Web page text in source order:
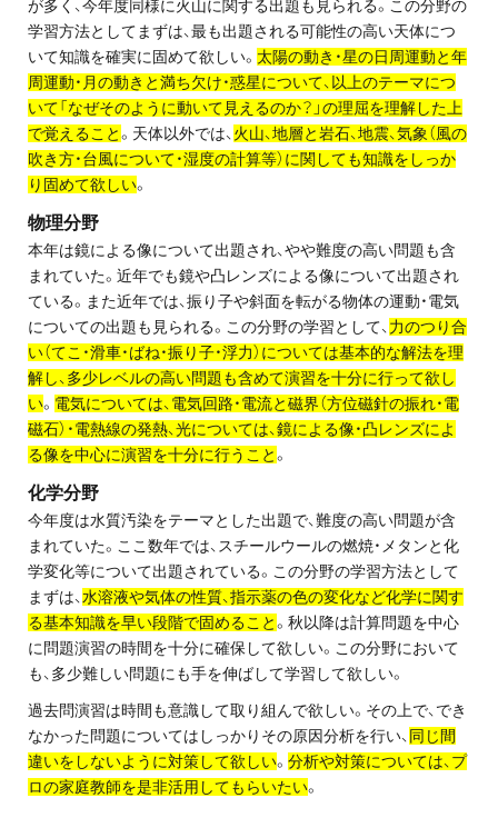
0120-11-3967
受付:9:30～21:30(定休:日曜・祝日)
お問い合わせ・資料請求
が多く、今年度同様に火山に関する出題も見られる。この分野の
学習方法としてまずは、最も出題される可能性の高い天体につ
いて知識を確実に固めて欲しい。 太陽の動き・星の日周運動と年
周運動・月の動きと満ち欠け・惑星について、以上のテーマにつ
いて「なぜそのように動いて見えるのか？」の理屈を理解した上
で覚えること。天体以外では、 火山、地層と岩石、地震、気象（風の
吹き方・台風について・湿度の計算等）に関しても知識をしっか
り固めて欲しい。
物理分野
本年は鏡による像について出題され、やや難度の高い問題も含
まれていた。近年でも鏡や凸レンズによる像について出題され
ている。また近年では、振り子や斜面を転がる物体の運動・電気
についての出題も見られる。この分野の学習として、 力のつり合
い（てこ・滑車・ばね・振り子・浮力）については基本的な解法を理
解し、多少レベルの高い問題も含めて演習を十分に行って欲し
い。 電気については、電気回路・電流と磁界（方位磁針の振れ・電
磁石）・電熱線の発熱、光については、鏡による像・凸レンズによ
る像を中心に演習を十分に行うこと。
化学分野
今年度は水質汚染をテーマとした出題で、難度の高い問題が含
まれていた。ここ数年では、スチールウールの燃焼・メタンと化
学変化等について出題されている。この分野の学習方法として
まずは、水溶液や気体の性質、指示薬の色の変化など化学に関す
る基本知識を早い段階で固めること。秋以降は計算問題を中心
に問題演習の時間を十分に確保して欲しい。この分野において
も、多少難しい問題にも手を伸ばして学習して欲しい。
過去問演習は時間も意識して取り組んで欲しい。その上で、でき
なかった問題についてはしっかりその原因分析を行い、 同じ間
違いをしないように対策して欲しい。 分析や対策については、プ
ロの家庭教師を是非活用してもらいたい。